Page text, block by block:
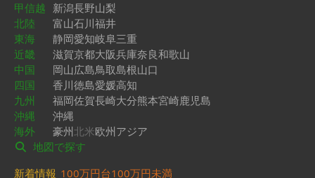
甲信越 新潟長野山梨
北陸
富山石川福井
東海
静岡愛知岐阜三重
近畿
滋賀京都大阪兵庫奈良和歌山
中国
岡山広島鳥取島根山口
四国
香川徳島愛媛高知
九州
福岡佐賀長崎大分熊本宮崎鹿児島
沖縄
沖縄
海外
豪州北米欧州アジア
地図で探す
新着情報 100万円台100万円未満